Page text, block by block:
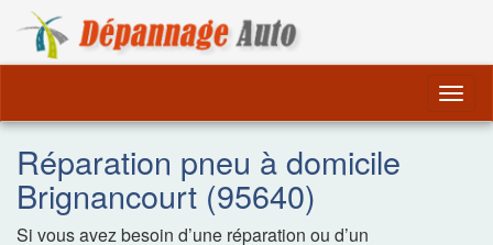
Réparation pneu à domicile
Brignancourt (95640)
Si vous avez besoin d’une réparation ou d’un